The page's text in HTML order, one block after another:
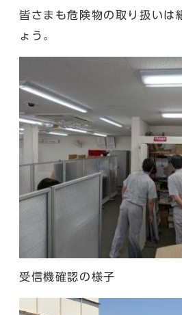
皆さまも危険物の取り扱いは
ょう。
受信機確認の様子